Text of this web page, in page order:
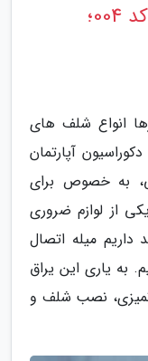
آنالیز میله اتصال شلف توکار کد 004؛
انواع شلف های
آپارتمان
به خصوص برای
از لوازم ضروری
میله اتصال
کنیم. به یاری این یراق
نصب شلف و